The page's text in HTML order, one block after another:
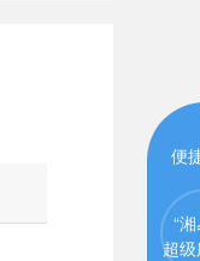
便
“
超